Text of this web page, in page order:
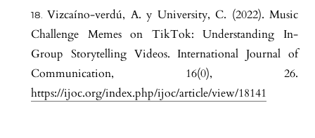
Vizcaíno-verdú, A. y University, C. (2022). Music
Challenge Memes on TikTok: Understanding In-
Group Storytelling Videos. International Journal of
Communication, 16(0), 26.
https://ijoc.org/index.php/ijoc/article/view/18141